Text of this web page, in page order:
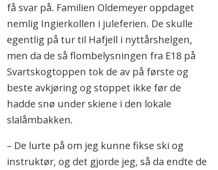
få svar på. Familien Oldemeyer oppdaget
nemlig Ingierkollen i juleferien. De skulle
egentlig på tur til Hafjell i nyttårshelgen,
men da de så flombelysningen fra E18 på
Svartskogtoppen tok de av på første og
beste avkjøring og stoppet ikke før de
hadde snø under skiene i den lokale
slalåmbakken.
– De lurte på om jeg kunne fikse ski og
instruktør, og det gjorde jeg, så da endte de